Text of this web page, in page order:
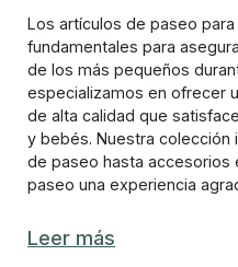
Los artículos de paseo
fundamentales para
de los más pequeños
especializamos en ofrecer
de alta calidad que
y bebés. Nuestra colección
de paseo hasta accesorios
paseo una experiencia
Características
de paseo para bebé
Leer más